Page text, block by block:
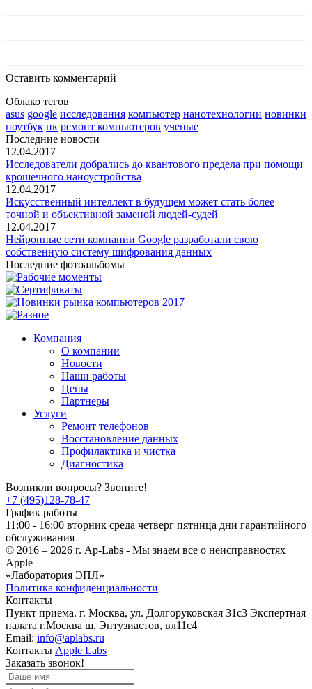
Оставить комментарий
Облако тегов
asus google исследования компьютер нанотехнологии новинки
ноутбук пк ремонт компьютеров ученые
Последние новости
12.04.2017
Исследователи добрались до квантового предела при помощи
крошечного наноустройства
12.04.2017
Искусственный интеллект в будущем может стать более
точной и объективной заменой людей-судей
12.04.2017
Нейронные сети компании Google разработали свою
собственную систему шифрования данных
Последние фотоальбомы
Компания
О компании
Новости
Наши работы
Цены
Партнеры
Услуги
Ремонт телефонов
Восстановление данных
Профилактика и чистка
Диагностика
Возникли вопросы? Звоните!
+7 (495)128-78-47
График работы
11:00 - 16:00 вторник среда четверг пятница дни гарантийного
обслуживания
© 2016 – 2026 г. Ap-Labs - Мы знаем все о неисправностях
Apple
«Лаборатория ЭПЛ»
Политика конфиденциальности
Контакты
Пункт приема. г. Москва, ул. Долгоруковская 31с3 Экспертная
палата г.Москва ш. Энтузиастов, вл11с4
Email: info@aplabs.ru
Контакты Apple Labs
Заказать звонок!